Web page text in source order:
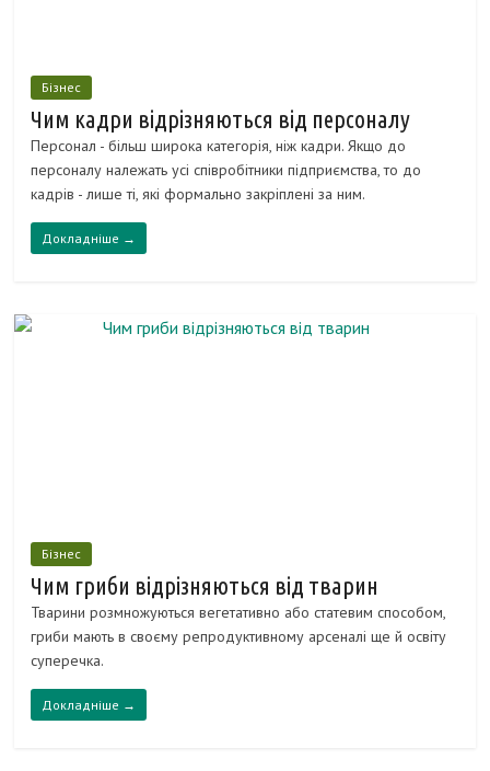
Бізнес
Чим кадри відрізняються від персоналу
Персонал - більш широка категорія, ніж кадри. Якщо до
персоналу належать усі співробітники підприємства, то до
кадрів - лише ті, які формально закріплені за ним.
Докладніше →
Бізнес
Чим гриби відрізняються від тварин
Тварини розмножуються вегетативно або статевим способом,
гриби мають в своєму репродуктивному арсеналі ще й освіту
суперечка.
Докладніше →